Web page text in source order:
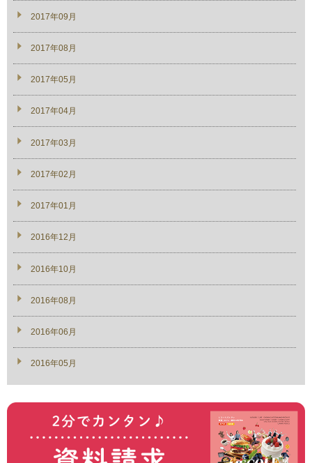
2017年09月
2017年08月
2017年05月
2017年04月
2017年03月
2017年02月
2017年01月
2016年12月
2016年10月
2016年08月
2016年06月
2016年05月